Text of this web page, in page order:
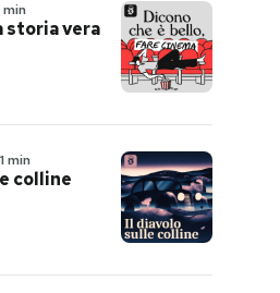
storia vera
min
colline